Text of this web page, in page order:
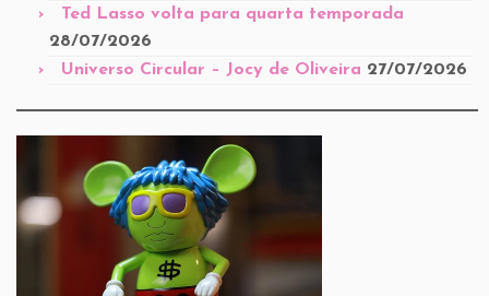
Ted Lasso volta para quarta temporada
28/07/2026
Universo Circular – Jocy de Oliveira 27/07/2026